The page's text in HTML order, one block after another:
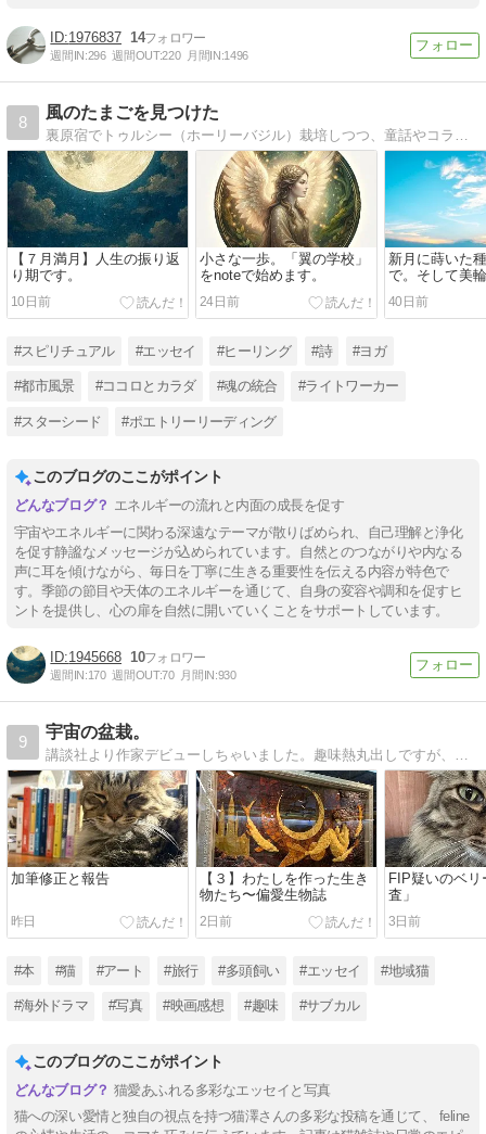
1976837 14
週間IN:296 週間OUT:220 月間IN:1496
8
風のたまごを見つけた
裏原宿でトゥルシー（ホーリーバジル）栽培しつつ、童話やコラムを執筆。光や風、水や土のような言葉をシェアしたいと願う。テーマはこの宇宙を生きる、静かなときめき。
【７月満月】人生の振り返
り期です。
10日前
小さな一歩。「翼の学校」
をnoteで始めます。
24日前
新月に蒔いた
で。そして美
40日前
#スピリチュアル #エッセイ #ヒーリング #詩 #ヨガ
#都市風景 #ココロとカラダ #魂の統合 #ライトワーカー
#スターシード #ポエトリーリーディング
このブログのここがポイント
エネルギーの流れと内面の成長を促す
宇宙やエネルギーに関わる深遠なテーマが散りばめられ、自己理解と浄化
を促す静謐なメッセージが込められています。自然とのつながりや内なる
声に耳を傾けながら、毎日を丁寧に生きる重要性を伝える内容が特色で
す。季節の節目や天体のエネルギーを通じて、自身の変容や調和を促すヒ
ントを提供し、心の扉を自然に開いていくことをサポートしています。
1945668 10
週間IN:170 週間OUT:70 月間IN:930
9
宇宙の盆栽。
講談社より作家デビューしちゃいました。趣味熱丸出しですが、ホロリ話やら笑い話と、「小さな幸せ」、お届け致します。
加筆修正と報告
昨日
【３】わたしを作った生き
物たち〜偏愛生物誌
2日前
FIP疑いのベリ
査」
3日前
#本 #猫 #アート #旅行 #多頭飼い #エッセイ #地域猫
#海外ドラマ #写真 #映画感想 #趣味 #サブカル
このブログのここがポイント
猫愛あふれる多彩なエッセイと写真
猫への深い愛情と独自の視点を持つ猫澤さんの多彩な投稿を通じて、 feline